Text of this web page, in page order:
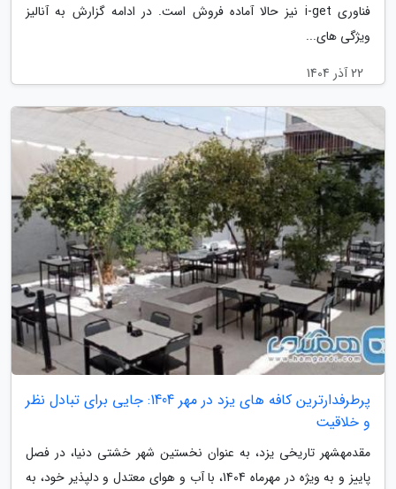
فناوری i-get نیز حالا آماده فروش است. در ادامه گزارش به آنالیز
ویژگی های...
22 آذر 1404
پرطرفدارترین کافه های یزد در مهر 1404: جایی برای تبادل نظر
و خلاقیت
مقدمهشهر تاریخی یزد، به عنوان نخستین شهر خشتی دنیا، در فصل
پاییز و به ویژه در مهرماه 1404، با آب و هوای معتدل و دلپذیر خود، به